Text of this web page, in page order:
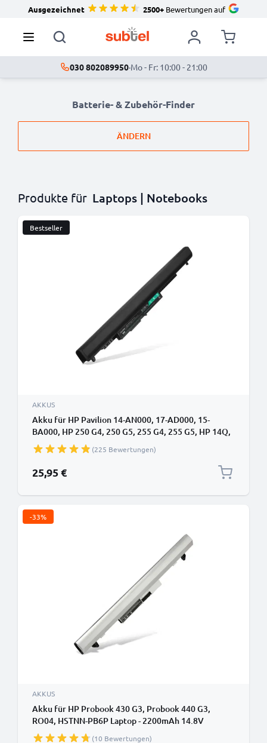
Ausgezeichnet 2500+Bewertungen auf
030 802089950·Mo - Fr: 10:00 - 21:00
Batterie- & Zubehör-Finder
ÄNDERN
Produkte für Laptops | Notebooks
Bestseller
AKKUS
Akku für HP Pavilion 14-AN000, 17-AD000, 15-
BA000, HP 250 G4, 250 G5, 255 G4, 255 G5, HP 14Q,
HP HS04, HS03, HSTNN-LB6V Laptop - 2200mAh
14.6V
(225 Bewertungen)
25,95 €
-33%
AKKUS
Akku für HP Probook 430 G3, Probook 440 G3,
RO04, HSTNN-PB6P Laptop - 2200mAh 14.8V
(10 Bewertungen)